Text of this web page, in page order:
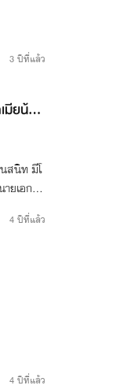
3 ปีที่แล้ว
มียน้อย
Mpr
สนิท มีโ
ยเอกจะ
4 ปีที่แล้ว
4 ปีที่แล้ว